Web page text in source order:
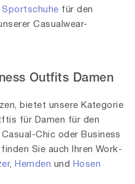
Sportschuhe für den
Casualwear-
Outfits Damen
bietet unsere Kategorie
für Damen für den
Casual-Chic oder Business
Sie auch Ihren Work-
, Hemden und
Hosen